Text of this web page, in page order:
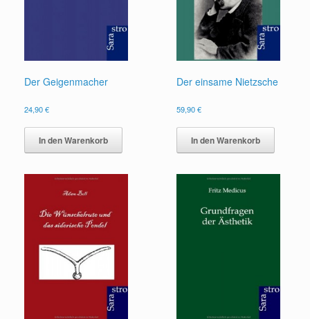
Der Geigenmacher
24,90€
In den Warenkorb
Der einsame Nietzsche
59,90€
In den Warenkorb